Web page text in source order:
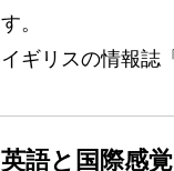
す。
イギリスの情報誌
英語と国際感